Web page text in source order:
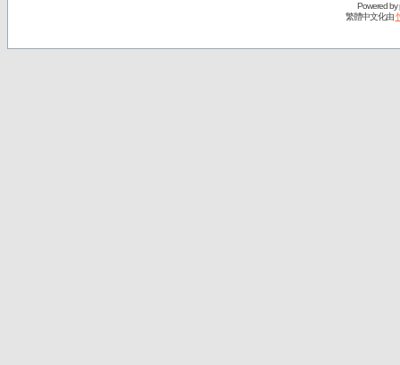
Powered by
繁體中文化由